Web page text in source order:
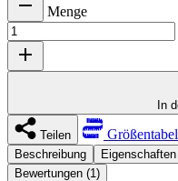
Menge
In
Teilen
Beschreibung Eigenschaften
Bewertungen (1)